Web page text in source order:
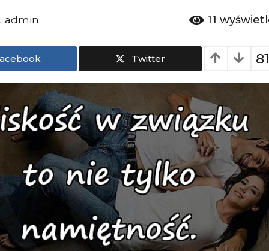
admin 11
Twitter